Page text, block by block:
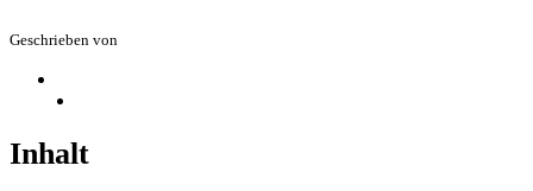
Geschrieben von
Inhalt